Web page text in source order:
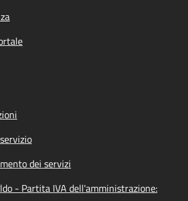
dei servizi
- Partita IVA dell'amministrazione: